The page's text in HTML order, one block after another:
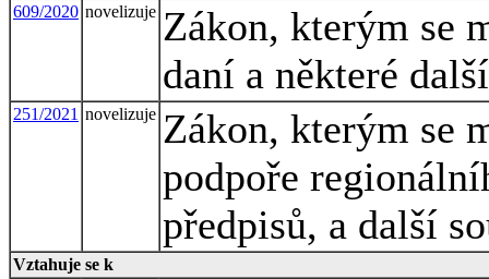
609/2020 novelizuje Zákon, kterým se
daní a některé
251/2021 novelizuje Zákon, kterým se
podpoře
předpisů, a další
Vztahuje se k